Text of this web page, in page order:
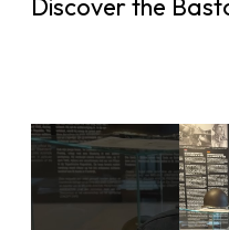
Discover the